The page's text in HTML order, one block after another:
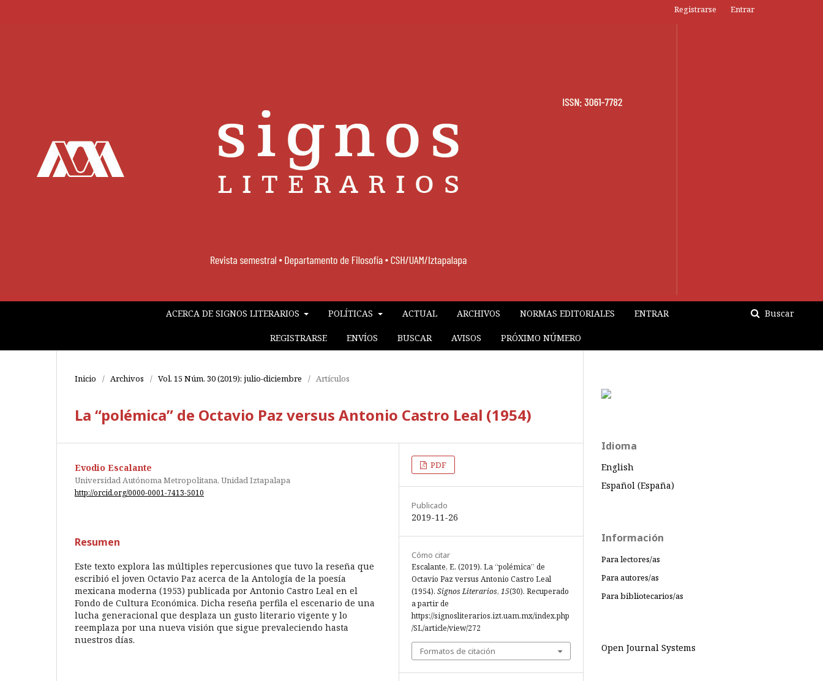
ACERCA DE SIGNOS LITERARIOS POLÍTICAS ACTUAL ARCHIVOS NORMAS EDITORIALES ENTRAR
REGISTRARSE ENVÍOS BUSCAR AVISOS PRÓXIMO NÚMERO
Buscar
Registrarse Entrar
Inicio / Archivos / Vol. 15 Núm. 30 (2019): julio-diciembre / Artículos
La “polémica” de Octavio Paz versus Antonio Castro Leal (1954)
Evodio Escalante
Universidad Autónoma Metropolitana, Unidad Iztapalapa
http://orcid.org/0000-0001-7413-5010
Resumen
Este texto explora las múltiples repercusiones que tuvo la reseña que
escribió el joven Octavio Paz acerca de la Antología de la poesía
mexicana moderna (1953) publicada por Antonio Castro Leal en el
Fondo de Cultura Económica. Dicha reseña perfila el escenario de una
lucha generacional que desplaza un gusto literario vigente y lo
reemplaza por una nueva visión que sigue prevaleciendo hasta
nuestros días.
PDF
Publicado
2019-11-26
Cómo citar
Escalante, E. (2019). La “polémica” de
Octavio Paz versus Antonio Castro Leal
(1954). Signos Literarios, 15(30). Recuperado
a partir de
https://signosliterarios.izt.uam.mx/index.php
/SL/article/view/272
Formatos de citación
Idioma
English
Español (España)
Información
Para lectores/as
Para autores/as
Para bibliotecarios/as
Open Journal Systems